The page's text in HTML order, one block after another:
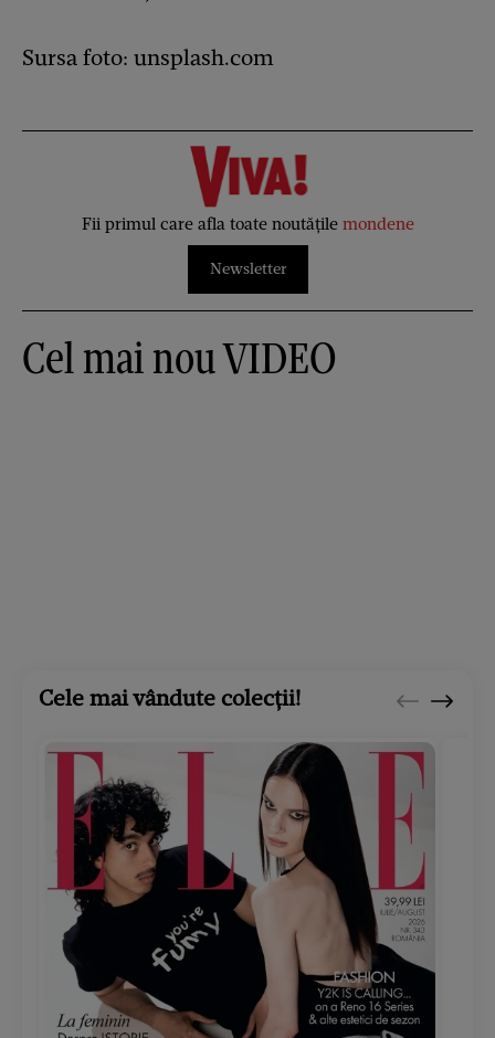
Sursa foto: unsplash.com
Fii primul care afla toate noutățile mondene
Newsletter
Cel mai nou VIDEO
Cele mai vândute colecții!